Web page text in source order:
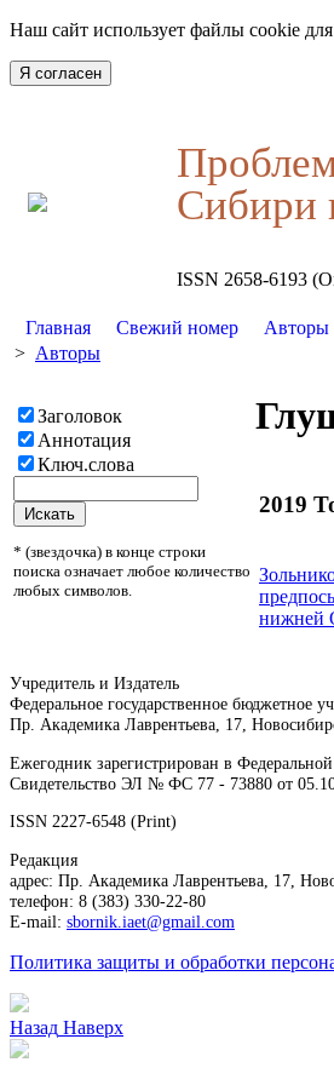
Наш сайт использует файлы cookie
Я согласен
Сибири
ISSN 2658-6193
Главная Свежий номер Авторы
> Авторы
Заголовок
Аннотация
Ключ.слова
* (звездочка) в конце строки
поиска означает любое количество
любых символов.
2019
нижней
Учредитель и Издатель
Федеральное государственное
Пр. Академика Лаврентьева, 17,
Ежегодник зарегистрирован в
Свидетельство ЭЛ № ФС 77 - 73880 от
ISSN 2227-6548 (Print)
Редакция
адрес: Пр. Академика Лаврентьева, 17,
телефон: 8 (383) 330-22-80
E-mail: sbornik.iaet@gmail.com
Политика защиты и обработки
Назад Наверх